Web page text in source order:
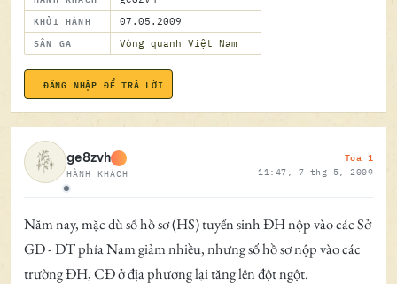
KHỞI HÀNH 07.05.2009
SÂN GA Vòng quanh Việt Nam
ĐĂNG NHẬP ĐỂ TRẢ LỜI
Ngoại tuyến
ge8zvh
HÀNH KHÁCH
Toa 1
11:47, 7 thg 5, 2009
Năm nay, mặc dù số hồ sơ (HS) tuyển sinh ĐH nộp vào các Sở
GD - ĐT phía Nam giảm nhiều, nhưng số hồ sơ nộp vào các
trường ĐH, CĐ ở địa phương lại tăng lên đột ngột.